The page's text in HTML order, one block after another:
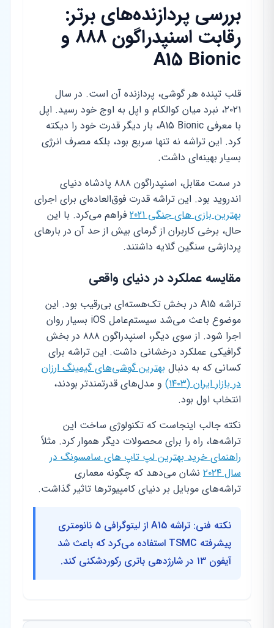
بررسی پردازنده‌های برتر:
رقابت اسنپدراگون ۸۸۸ و
A15 Bionic
قلب تپنده هر گوشی، پردازنده آن است. در سال
۲۰۲۱، نبرد میان کوالکام و اپل به اوج خود رسید. اپل
با معرفی A15 Bionic، بار دیگر قدرت خود را دیکته
کرد. این تراشه نه تنها سریع بود، بلکه مصرف انرژی
بسیار بهینه‌ای داشت.
در سمت مقابل، اسنپدراگون ۸۸۸ پادشاه دنیای
اندروید بود. این تراشه قدرت فوق‌العاده‌ای برای اجرای
بهترین بازی های جنگی 2021
فراهم می‌کرد. با این
حال، برخی کاربران از گرمای بیش از حد آن در بارهای
پردازشی سنگین گلایه داشتند.
مقایسه عملکرد در دنیای واقعی
تراشه A15 در بخش تک‌هسته‌ای بی‌رقیب بود. این
موضوع باعث می‌شد سیستم‌عامل iOS بسیار روان
اجرا شود. از سوی دیگر، اسنپدراگون ۸۸۸ در بخش
گرافیکی عملکرد درخشانی داشت. این تراشه برای
کسانی که به دنبال بهترین گوشی‌های گیمینگ ارزان
در بازار ایران (۱۴۰۳)
و مدل‌های قدرتمندتر بودند،
انتخاب اول بود.
نکته جالب اینجاست که تکنولوژی ساخت این
تراشه‌ها، راه را برای محصولات دیگر هموار کرد. مثلاً
راهنمای خرید بهترین لپ تاپ های سامسونگ در
سال ۲۰۲۴
نشان می‌دهد که چگونه معماری
تراشه‌های موبایل بر دنیای کامپیوترها تاثیر گذاشت.
نکته فنی: تراشه A15 از لیتوگرافی ۵ نانومتری
پیشرفته TSMC استفاده می‌کرد که باعث شد
آیفون ۱۳ در شارژدهی باتری رکوردشکنی کند.